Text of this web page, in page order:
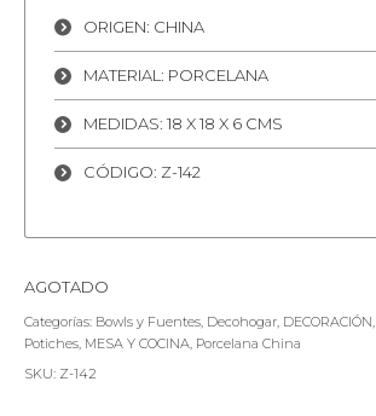
ORIGEN: CHINA
MATERIAL: PORCELANA
MEDIDAS: 18 X 18 X 6 CMS
CÓDIGO: Z-142
AGOTADO
Categorías: Bowls y Fuentes, Decohogar, DECORACIÓN,
Potiches, MESA Y COCINA, Porcelana China
SKU: Z-142